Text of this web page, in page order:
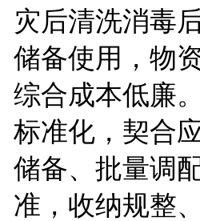
灾后清洗消毒
储备使用，物
综合成本低廉
标准化，契合
储备、批量调
准，收纳规整